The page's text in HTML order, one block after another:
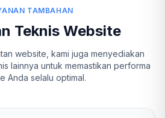
TAMBAHAN
Teknis Website
website, kami juga menyediakan
lainnya untuk memastikan performa
Anda selalu optimal.